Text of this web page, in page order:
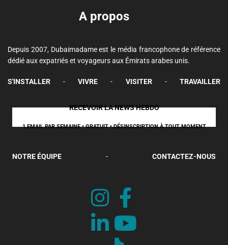
A propos
Depuis 2007, Dubaimadame est le média francophone de référence
dédié aux expatriés et voyageurs aux Émirats arabes unis.
S'INSTALLER - VIVRE - VISITER - TRAVAILLER
RECEVOIR LA NEWS HEBDO
1 EMAIL PAR SEMAINE • GRATUIT • DÉSINSCRIPTION À TOUT MOMENT
NOTRE ÉQUIPE - CONTACTEZ-NOUS